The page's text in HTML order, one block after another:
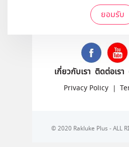
ยอมรับ
ติดตามเรา
เกี่ยวกับเรา ติดต่อเรา
Privacy Policy |
© 2020 Rakluke Plus - ALL